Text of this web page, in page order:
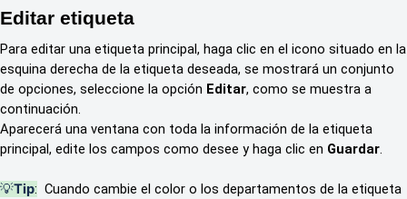
Editar etiqueta
Para editar una etiqueta principal, haga clic en el icono situado en la
esquina derecha de la etiqueta deseada, se mostrará un conjunto
de opciones, seleccione la opción Editar, como se muestra a
continuación.
Aparecerá una ventana con toda la información de la etiqueta
principal, edite los campos como desee y haga clic en Guardar.
💡Tip: Cuando cambie el color o los departamentos de la etiqueta